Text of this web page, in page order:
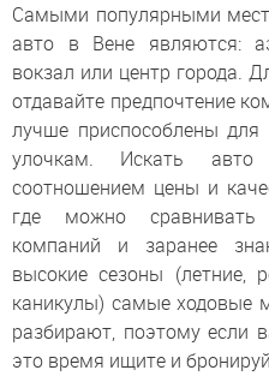
Самыми популярными
авто в Вене являются:
вокзал или центр города.
отдавайте предпочтение
лучше приспособлены
улочкам. Искать
соотношением цены и
где можно сравнивать
компаний и заранее
высокие сезоны (летние,
каникулы) самые ходовые
разбирают, поэтому если
это время ищите и